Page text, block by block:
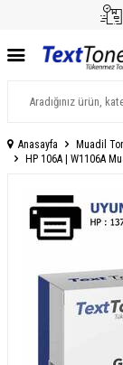
Anasayfa Muadil
HP 106A | W1106A